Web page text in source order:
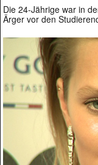
Die 24-Jährige war in
Ärger vor den